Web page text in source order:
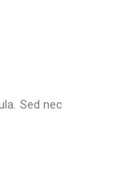
Sed nec